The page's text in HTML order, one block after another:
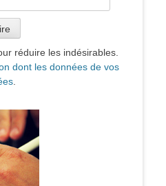
réduire les indésirables.
dont les données de vos